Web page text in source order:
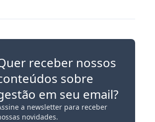
receber nossos
sobre
em seu email?
a newsletter para receber
novidades.